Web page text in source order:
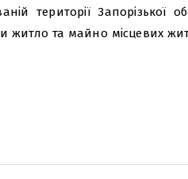
території Запорізької
житло та майно місцевих